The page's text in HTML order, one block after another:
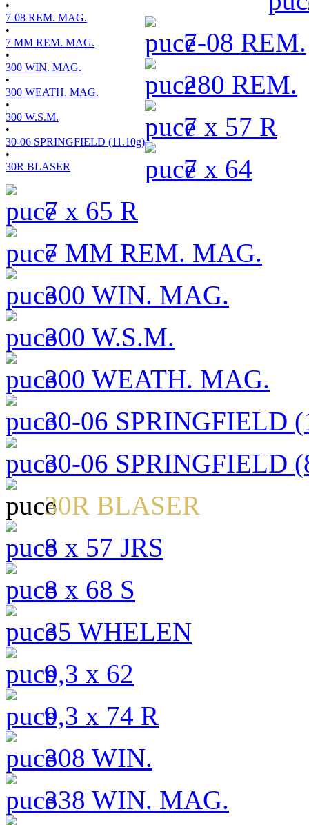
•
7-08 REM. MAG.
•
7 MM REM. MAG.
•
300 WIN. MAG.
•
300 WEATH. MAG.
•
300 W.S.M.
•
30-06 SPRINGFIELD (11.10g)
•
30R BLASER
7-08 REM.
280 REM.
7 x 57 R
7 x 64
7 x 65 R
7 MM REM. MAG.
300 WIN. MAG.
300 W.S.M.
300 WEATH. MAG.
30-06 SPRINGFIELD
30-06 SPRINGFIELD
30R BLASER
8 x 57 JRS
8 x 68 S
35 WHELEN
9,3 x 62
9,3 x 74 R
308 WIN.
338 WIN. MAG.